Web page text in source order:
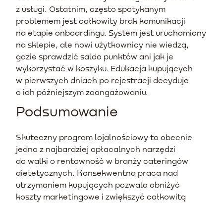
z usługi. Ostatnim, często spotykanym
problemem jest całkowity brak komunikacji
na etapie onboardingu. System jest uruchomiony
na sklepie, ale nowi użytkownicy nie wiedzą,
gdzie sprawdzić saldo punktów ani jak je
wykorzystać w koszyku. Edukacja kupujących
w pierwszych dniach po rejestracji decyduje
o ich późniejszym zaangażowaniu.
Podsumowanie
Skuteczny program lojalnościowy to obecnie
jedno z najbardziej opłacalnych narzędzi
do walki o rentowność w branży cateringów
dietetycznych. Konsekwentna praca nad
utrzymaniem kupujących pozwala obniżyć
koszty marketingowe i zwiększyć całkowitą